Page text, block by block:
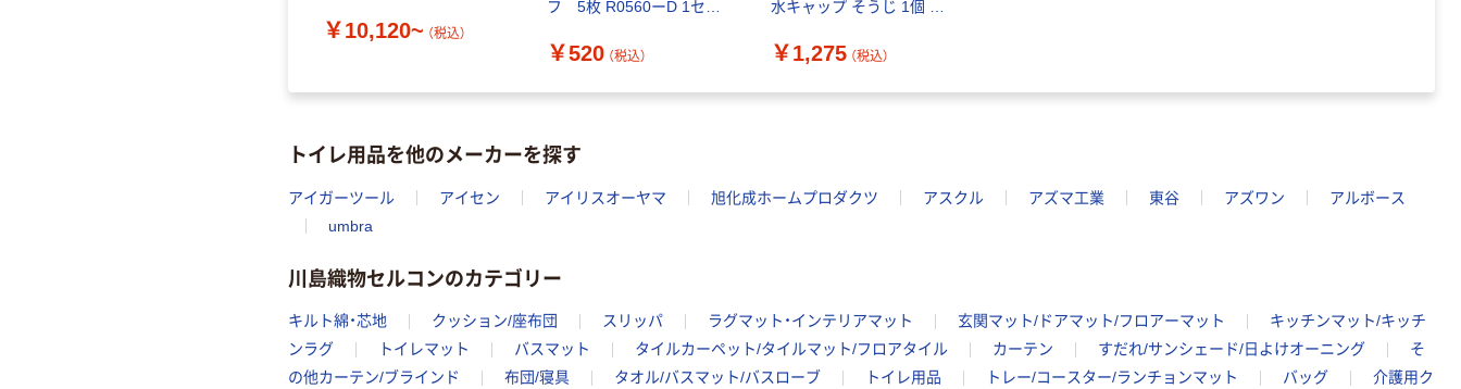
￥10,120~ （税込）
フ 5枚 R0560ーD 1セッ
リーボックス
￥520 （税込）
水キャップ そうじ 1個 マ
￥1,275 （税込）
トイレ用品を他のメーカーを探す
アイガーツール アイセン アイリスオーヤマ 旭化成ホームプロダクツ アスクル アズマ工業 東谷 アズワン
アルボース
umbra
川島織物セルコンのカテゴリー
キルト綿・芯地 クッション/座布団 スリッパ ラグマット・インテリアマット 玄関マット/ドアマット/フロアーマット
キッチンマット/キッチ
ンラグ
トイレマット バスマット タイルカーペット/タイルマット/フロアタイル カーテン すだれ/サンシェード/日よけオーニング
そ
の他カーテン/ブラインド
布団/寝具 タオル/バスマット/バスローブ トイレ用品 トレー/コースター/ランチョンマット バッグ
介護用ク